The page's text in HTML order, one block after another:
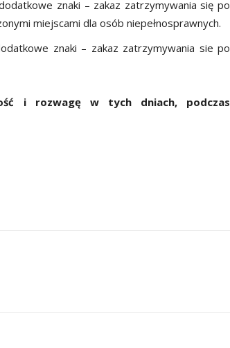
znaki – zakaz zatrzymywania się po
miejscami dla osób niepełnosprawnych.
znaki – zakaz zatrzymywania sie po
i rozwagę w tych dniach, podczas